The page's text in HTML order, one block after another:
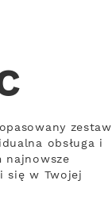
zestaw
obsługa i
najnowsze
się w Twojej